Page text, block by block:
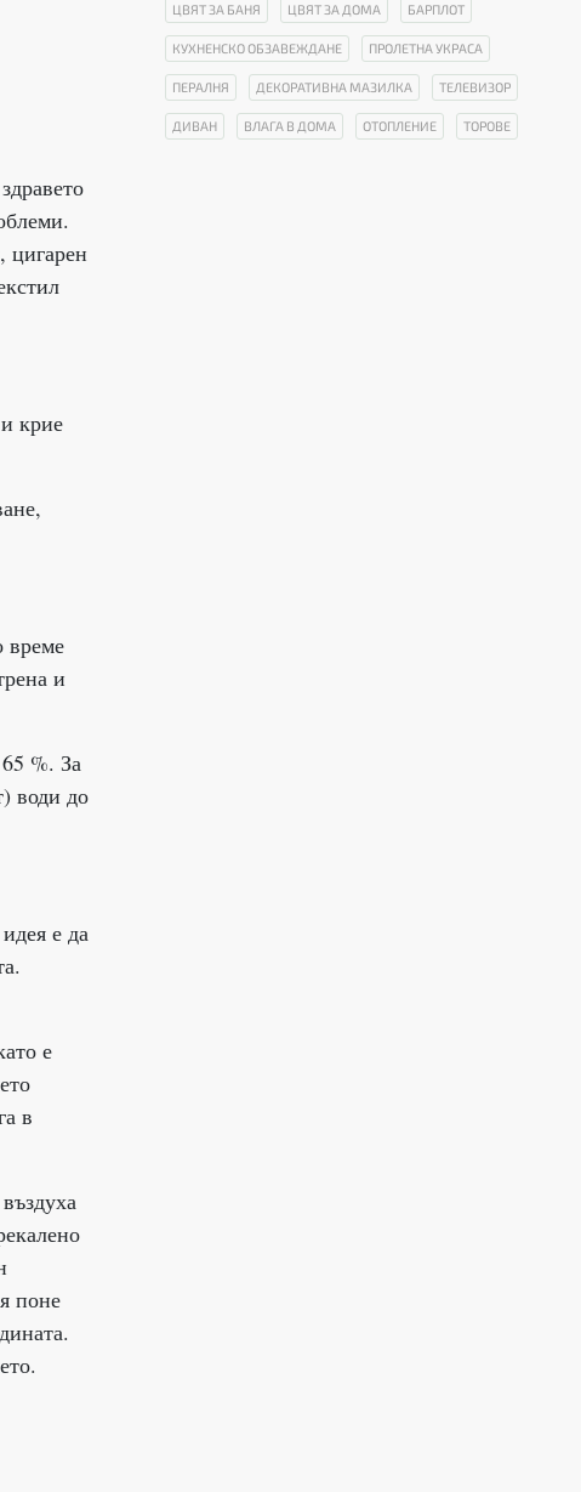
цигарен
крие
време
и
%. За
води до
е да
е
в
поне
ЦВЯТ ЗА БАНЯ ЦВЯТ ЗА ДОМА БАРПЛОТ
КУХНЕНСКО ОБЗАВЕЖДАНЕ ПРОЛЕТНА УКРАСА
ПЕРАЛНЯ ДЕКОРАТИВНА МАЗИЛКА ТЕЛЕВИЗОР
ДИВАН ВЛАГА В ДОМА ОТОПЛЕНИЕ ТОРОВЕ